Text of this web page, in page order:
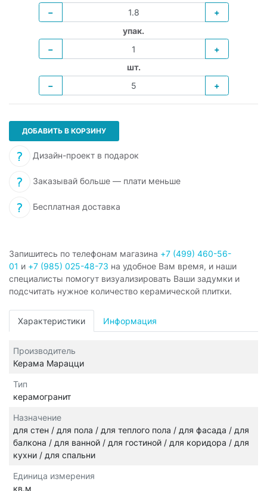
−
+
упак.
−
+
шт.
−
+
ДОБАВИТЬ В КОРЗИНУ
Дизайн-проект в подарок
Заказывай больше — плати меньше
Бесплатная доставка
Запишитесь по телефонам магазина +7 (499) 460-56-
01 и +7 (985) 025-48-73 на удобное Вам время, и наши
специалисты помогут визуализировать Ваши задумки и
подсчитать нужное количество керамической плитки.
Характеристики Информация
Производитель
Керама Марацци
Тип
керамогранит
Назначение
для стен / для пола / для теплого пола / для фасада / для
балкона / для ванной / для гостиной / для коридора / для
кухни / для спальни
Единица измерения
кв.м